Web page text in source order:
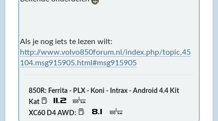
Als je nog iets te lezen wilt:
http://www.volvo850forum.nl/index.php/topic,45
104.msg915905.html#msg915905
850R: Ferrita - PLX - Koni - Intrax - Android 4.4 Kit
Kat
XC60 D4 AWD: